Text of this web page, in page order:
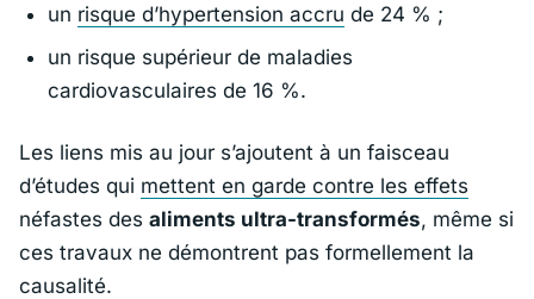
un risque d’hypertension accru de 24 % ;
un risque supérieur de maladies
cardiovasculaires de 16 %.
Les liens mis au jour s’ajoutent à un faisceau
d’études qui mettent en garde contre les effets
néfastes des aliments ultra-transformés, même si
ces travaux ne démontrent pas formellement la
causalité.